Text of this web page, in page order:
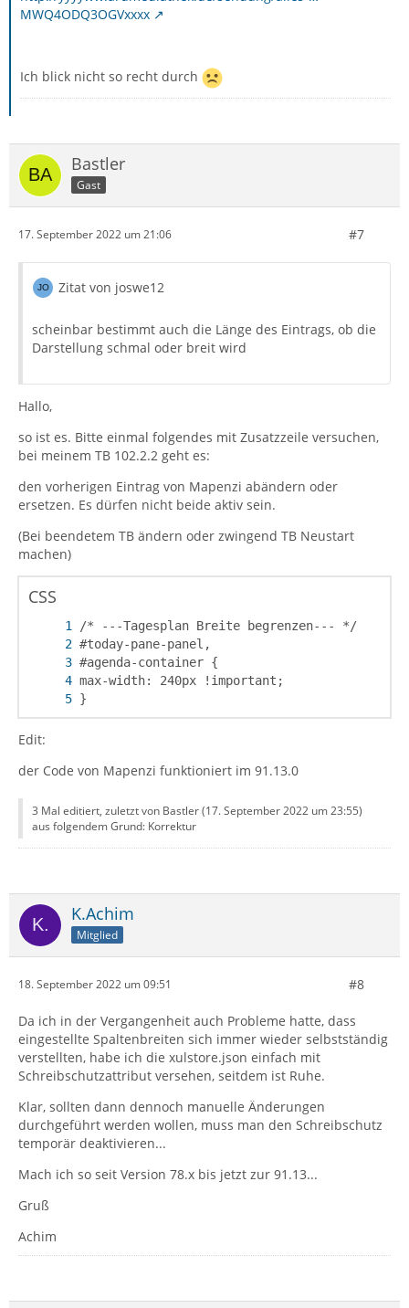
MWQ4ODQ3OGVxxxx
Ich blick nicht so recht durch
Bastler
Gast
17. September 2022 um 21:06 #7
Zitat von joswe12
scheinbar bestimmt auch die Länge des Eintrags, ob die
Darstellung schmal oder breit wird
Hallo,
so ist es. Bitte einmal folgendes mit Zusatzzeile versuchen,
bei meinem TB 102.2.2 geht es:
den vorherigen Eintrag von Mapenzi abändern oder
ersetzen. Es dürfen nicht beide aktiv sein.
(Bei beendetem TB ändern oder zwingend TB Neustart
machen)
CSS
}
Edit:
der Code von Mapenzi funktioniert im 91.13.0
3 Mal editiert, zuletzt von Bastler (17. September 2022 um 23:55)
aus folgendem Grund: Korrektur
K.Achim
Mitglied
18. September 2022 um 09:51 #8
Da ich in der Vergangenheit auch Probleme hatte, dass
eingestellte Spaltenbreiten sich immer wieder selbstständig
verstellten, habe ich die xulstore.json einfach mit
Schreibschutzattribut versehen, seitdem ist Ruhe.
Klar, sollten dann dennoch manuelle Änderungen
durchgeführt werden wollen, muss man den Schreibschutz
temporär deaktivieren...
Mach ich so seit Version 78.x bis jetzt zur 91.13...
Gruß
Achim